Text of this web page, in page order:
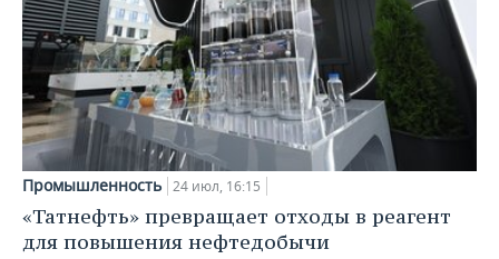
Промышленность 24 июл, 16:15
«Татнефть» превращает отходы в реагент
для повышения нефтедобычи